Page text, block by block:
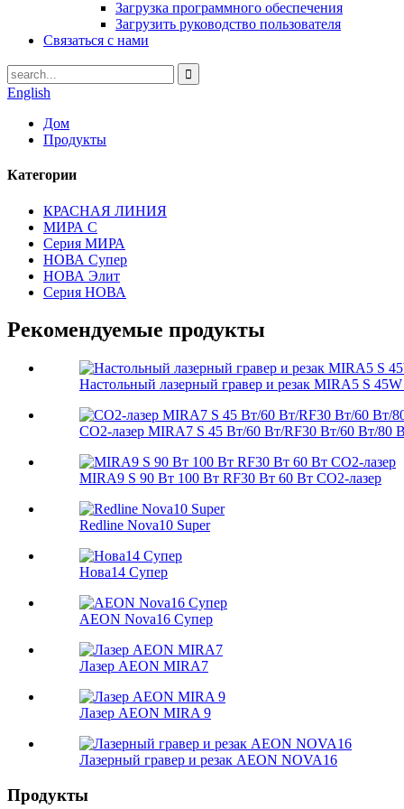
Загрузка программного обеспечения
Загрузить руководство пользователя
Связаться с нами
English
Дом
Продукты
Категории
КРАСНАЯ ЛИНИЯ
МИРА С
Серия МИРА
НОВА Супер
НОВА Элит
Серия НОВА
Рекомендуемые продукты
Настольный лазерный гравер и резак MIRA5 S
CO2-лазер MIRA7 S 45 Вт/60 Вт/RF30 Вт/60 Вт/80
MIRA9 S 90 Вт 100 Вт RF30 Вт 60 Вт CO2-лазер
Redline Nova10 Super
Нова14 Супер
AEON Nova16 Супер
Лазер AEON MIRA7
Лазер AEON MIRA 9
Лазерный гравер и резак AEON NOVA16
Продукты